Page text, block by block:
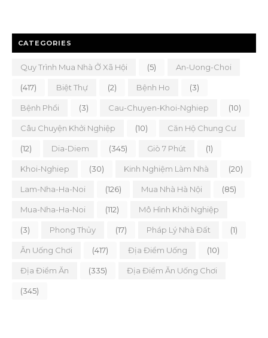
CATEGORIES
Quy Trình Mua Nhà Ở Xã Hội (5) An-Uong-Choi
(417) Biệt Thự (2) Bệnh Ho (3)
Bệnh Phổi (3) Cau-Chuyen-Khoi-Nghiep (10)
Câu Chuyện Khởi Nghiệp (10) Căn Hộ Chung Cư
(12) Dia-Diem (345) Giò 7 Phút (1)
Khoi-Nghiep (30) Kinh Nghiệm Làm Nhà (20)
Lam-Nha-Ha-Noi (126) Mua Nhà Hà Nội (85)
Mua-Nha-Ha-Noi (112) Mô Hình Khởi Nghiệp
(3) Phong Thủy (17) Pháp Lý Nhà Đất (1)
Ăn Uống Chơi (417) Địa Điểm Uống (10)
Địa Điểm Ăn (335) Địa Điểm Ăn Uống Chơi
(345)